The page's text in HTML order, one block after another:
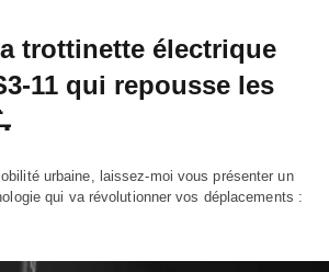
trottinette électrique
11 qui repousse les
urbaine, laissez-moi vous présenter un
qui va révolutionner vos déplacements :